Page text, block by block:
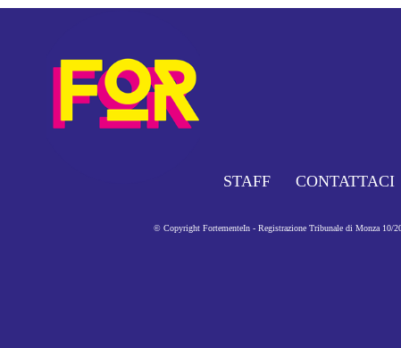
STAFF CONTATTACI
© Copyright FortementeIn - Registrazione Tribunale di Monza 10/